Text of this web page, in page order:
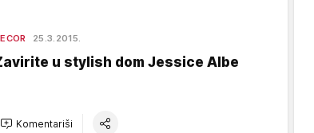
25.3.2015.
u stylish dom Jessice Albe
Komentariši